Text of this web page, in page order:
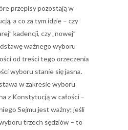
przepisy pozostają w
a co za tym idzie – czy
kadencji, czy „nowej”
ważnego wyboru
od treści tego orzeczenia
wyboru stanie się jasna.
w zakresie wyboru
z Konstytucją w całości –
Sejmu jest ważny; jeśli
trzech sędziów – to